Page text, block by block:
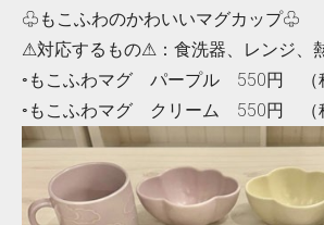
♧もこふわのかわいいマグカップ♧
⚠対応するもの⚠：食洗器、レンジ、
◦もこふわマグ パープル 550円 （
◦もこふわマグ クリーム 550円 （